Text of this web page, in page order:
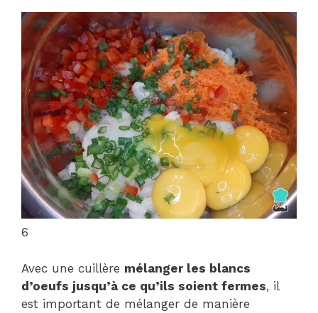
6
Avec une cuillère mélanger les blancs
d’oeufs jusqu’à ce qu’ils soient fermes, il
est important de mélanger de manière